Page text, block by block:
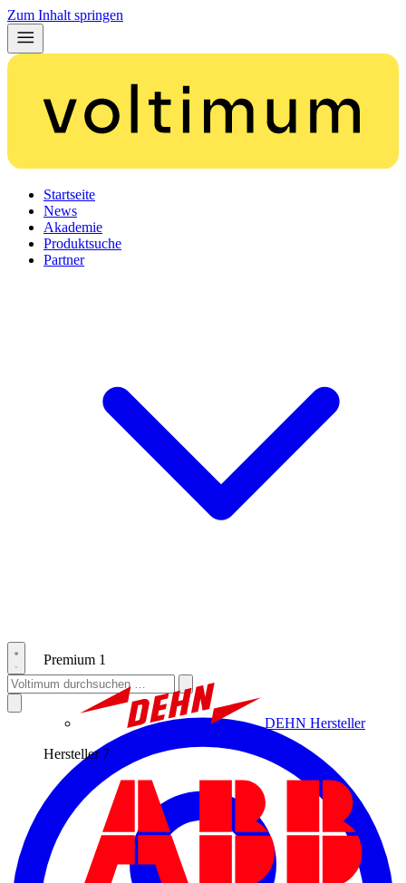
Zum Inhalt springen
Startseite
News
Akademie
Produktsuche
Partner
Premium 1
DEHN Hersteller
Hersteller 7